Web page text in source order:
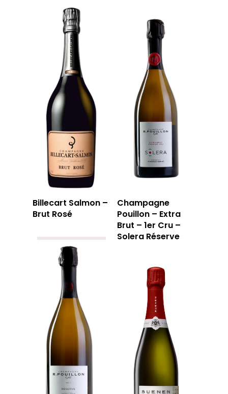
Billecart Salmon –
Brut Rosé
Champagne
Pouillon – Extra
Brut – 1er Cru –
Solera Réserve